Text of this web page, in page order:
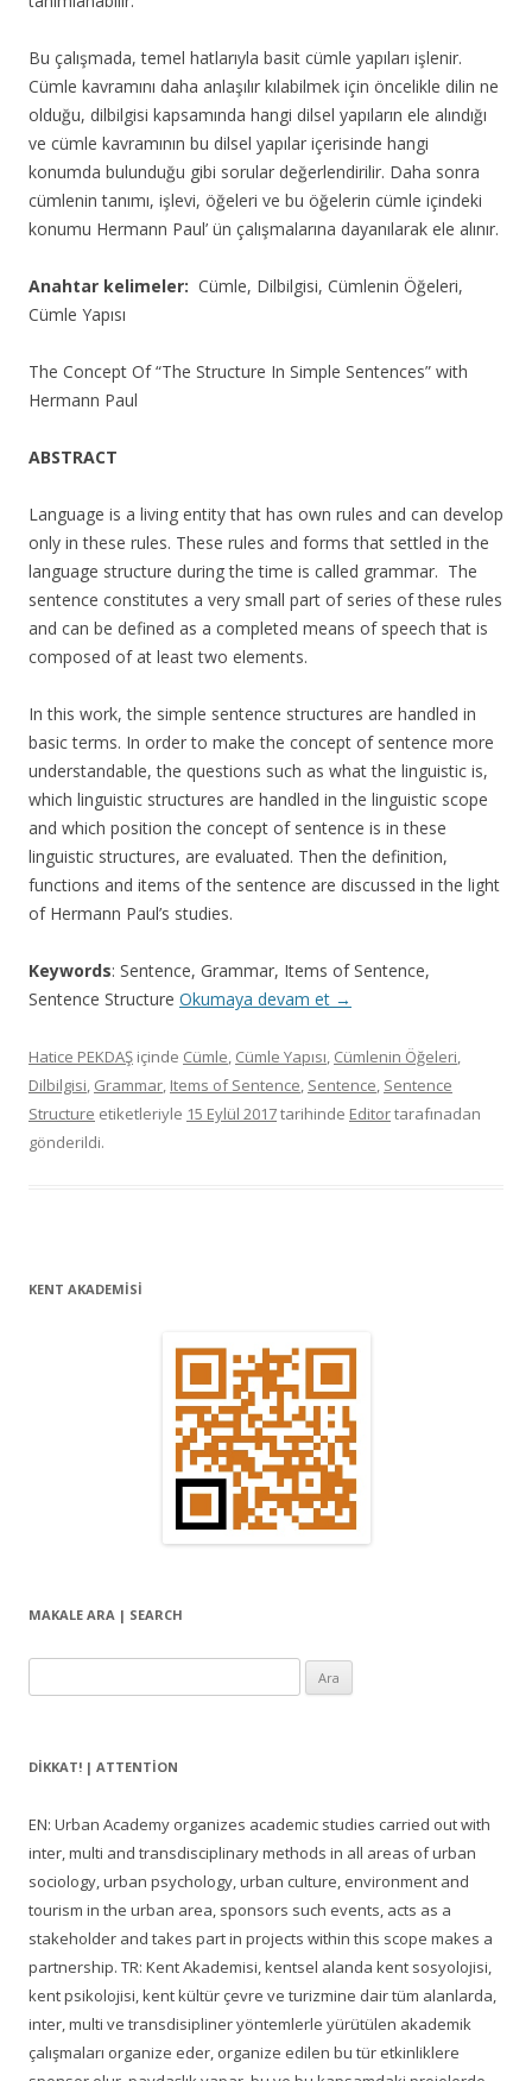
Bu çalışmada, temel hatlarıyla basit cümle yapıları işlenir.
Cümle kavramını daha anlaşılır kılabilmek için öncelikle dilin ne
olduğu, dilbilgisi kapsamında hangi dilsel yapıların ele alındığı
ve cümle kavramının bu dilsel yapılar içerisinde hangi
konumda bulunduğu gibi sorular değerlendirilir. Daha sonra
cümlenin tanımı, işlevi, öğeleri ve bu öğelerin cümle içindeki
konumu Hermann Paul’ ün çalışmalarına dayanılarak ele alınır.
Anahtar kelimeler: Cümle, Dilbilgisi, Cümlenin Öğeleri,
Cümle Yapısı
The Concept Of “The Structure In Simple Sentences” with
Hermann Paul
ABSTRACT
Language is a living entity that has own rules and can develop
only in these rules. These rules and forms that settled in the
language structure during the time is called grammar. The
sentence constitutes a very small part of series of these rules
and can be defined as a completed means of speech that is
composed of at least two elements.
In this work, the simple sentence structures are handled in
basic terms. In order to make the concept of sentence more
understandable, the questions such as what the linguistic is,
which linguistic structures are handled in the linguistic scope
and which position the concept of sentence is in these
linguistic structures, are evaluated. Then the definition,
functions and items of the sentence are discussed in the light
of Hermann Paul’s studies.
Keywords: Sentence, Grammar, Items of Sentence,
Sentence Structure Okumaya devam et →
Hatice PEKDAŞ içinde Cümle, Cümle Yapısı, Cümlenin Öğeleri,
Dilbilgisi, Grammar, Items of Sentence, Sentence, Sentence
Structure etiketleriyle 15 Eylül 2017tarihinde Editortarafınadan
gönderildi.
KENT AKADEMİSİ
MAKALE ARA | SEARCH
DIKKAT! | ATTENTION
EN: Urban Academy organizes academic studies carried out with
inter, multi and transdisciplinary methods in all areas of urban
sociology, urban psychology, urban culture, environment and
tourism in the urban area, sponsors such events, acts as a
stakeholder and takes part in projects within this scope makes a
partnership. TR: Kent Akademisi, kentsel alanda kent sosyolojisi,
kent psikolojisi, kent kültür çevre ve turizmine dair tüm alanlarda,
inter, multi ve transdisipliner yöntemlerle yürütülen akademik
çalışmaları organize eder, organize edilen bu tür etkinliklere